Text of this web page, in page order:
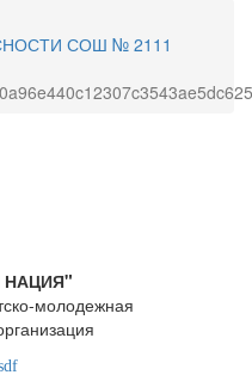
СОШ № 2111
молодежная